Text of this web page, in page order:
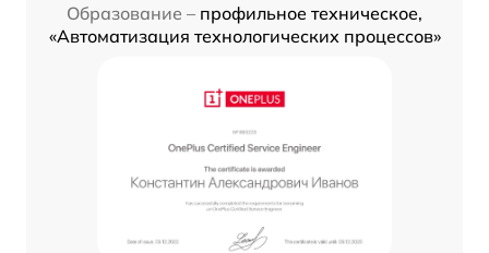
Образование – профильное техническое,
«Автоматизация технологических процессов»